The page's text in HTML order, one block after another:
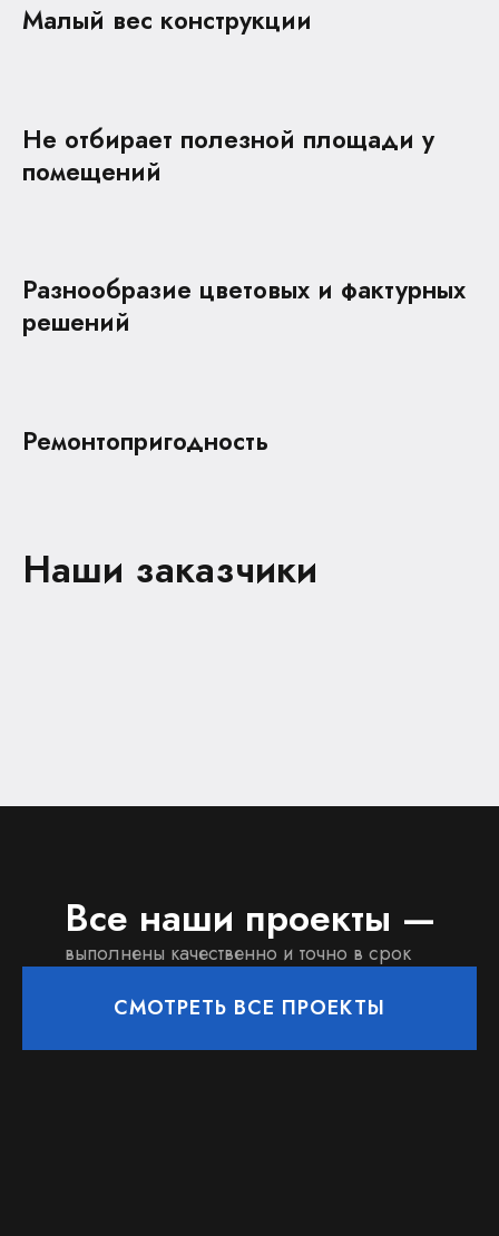
Малый вес конструкции
Не отбирает полезной площади у
помещений
Разнообразие цветовых и фактурных
решений
Ремонтопригодность
Наши заказчики
Все наши проекты —
выполнены качественно и точно в срок
СМОТРЕТЬ ВСЕ ПРОЕКТЫ